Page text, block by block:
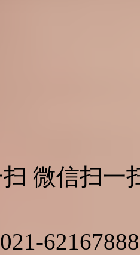
微信扫一
021-62167888